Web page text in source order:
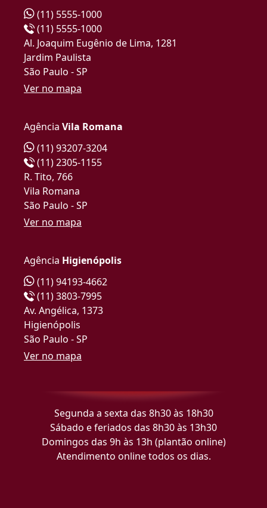
(11) 5555-1000
(11) 5555-1000
Al. Joaquim Eugênio de Lima, 1281
Jardim Paulista
São Paulo - SP
Ver no mapa
Agência Vila Romana
(11) 93207-3204
(11) 2305-1155
R. Tito, 766
Vila Romana
São Paulo - SP
Ver no mapa
Agência Higienópolis
(11) 94193-4662
(11) 3803-7995
Av. Angélica, 1373
Higienópolis
São Paulo - SP
Ver no mapa
Segunda a sexta das 8h30 às 18h30
Sábado e feriados das 8h30 às 13h30
Domingos das 9h às 13h (plantão online)
Atendimento online todos os dias.